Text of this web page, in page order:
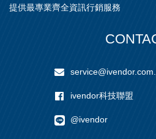
提供最專業齊全資訊行銷服務
ivendor科技聯盟
@ivendor